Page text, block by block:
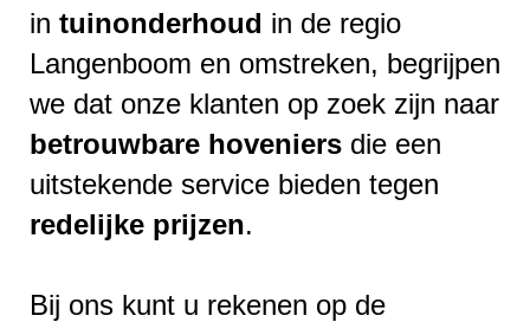
in tuinonderhoud in de regio
Langenboom en omstreken, begrijpen
we dat onze klanten op zoek zijn naar
betrouwbare hoveniers die een
uitstekende service bieden tegen
redelijke prijzen.
Bij ons kunt u rekenen op de